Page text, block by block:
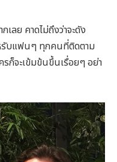
ย คาดไม่ถึงว่าจะดัง
รับแฟนๆ ทุกคนที่ติดตาม
ก็จะเข้มข้นขึ้นเรื่อยๆ อย่า